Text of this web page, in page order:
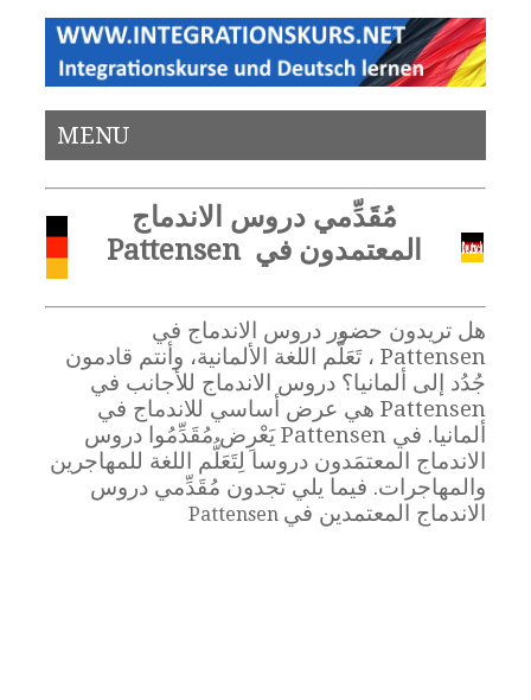
MENU
مُقَدِّمي دروس الاندماج
المعتمدون في Pattensen
هل تريدون حضور دروس الاندماج في
Pattensen ، تَعَلُّم اللغة الألمانية، وأنتم قادمون
جُدُد إلى ألمانيا؟ دروس الاندماج للأجانب في
Pattensen هي عرض أساسي للاندماج في
ألمانيا. في Pattensen يَعْرِض مُقَدِّمُوا دروس
الاندماج المعتمَدون دروسا لِتَعَلُّم اللغة للمهاجرين
والمهاجرات. فيما يلي تجدون مُقَدِّمي دروس
الاندماج المعتمدين في